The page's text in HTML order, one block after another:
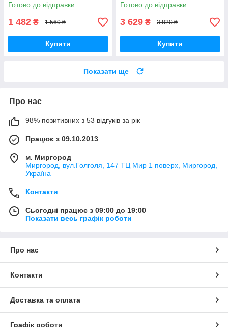
Готово до відправки
1 482 ₴ 1 560 ₴
Купити
Готово до відправки
3 629 ₴ 3 820 ₴
Купити
Показати ще
Про нас
98% позитивних з 53 відгуків за рік
Працює з 09.10.2013
м. Миргород
Миргород, вул.Голголя, 147 ТЦ Мир 1 поверх, Миргород,
Україна
Контакти
Сьогодні працює з 09:00 до 19:00
Показати весь графік роботи
Про нас
Контакти
Доставка та оплата
Графік роботи